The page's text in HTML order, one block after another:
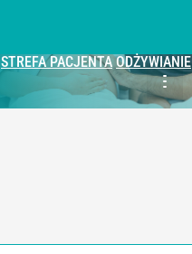
STREFA PACJENTA ODŻYWIANIE